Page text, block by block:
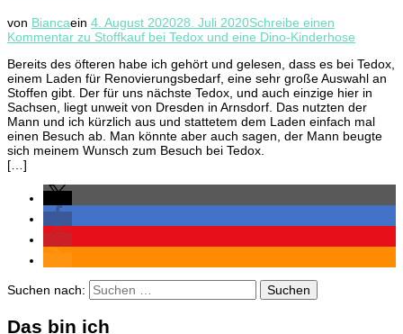
von Biancaein 4. August 202028. Juli 2020Schreibe einen
Kommentar zu Stoffkauf bei Tedox und eine Dino-Kinderhose
Bereits des öfteren habe ich gehört und gelesen, dass es bei Tedox,
einem Laden für Renovierungsbedarf, eine sehr große Auswahl an
Stoffen gibt. Der für uns nächste Tedox, und auch einzige hier in
Sachsen, liegt unweit von Dresden in Arnsdorf. Das nutzten der
Mann und ich kürzlich aus und stattetem dem Laden einfach mal
einen Besuch ab. Man könnte aber auch sagen, der Mann beugte
sich meinem Wunsch zum Besuch bei Tedox.
[…]
Suchen nach:
Das bin ich